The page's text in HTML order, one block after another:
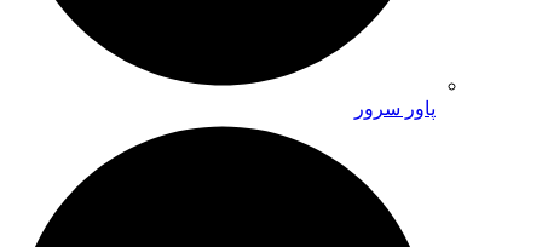
پاور سرور